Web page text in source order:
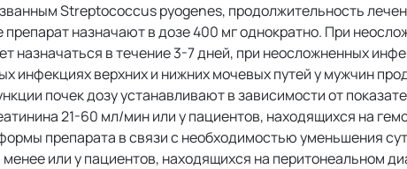
Streptococcus pyogenes, продолжительность
препарат назначают в дозе 400 мг однократно. При
назначаться в течение 3-7 дней, при неосложненных
инфекциях верхних и нижних мочевых путей у мужчин
почек дозу устанавливают в зависимости от
21-60 мл/мин или у пациентов, находящихся на
препарата в связи с необходимостью уменьшения
или у пациентов, находящихся на перитонеальном